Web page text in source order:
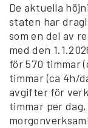
De aktuella
staten har
som en del av
med den
för 570 timmar
timmar (ca 4h/
avgifter för
timmar per